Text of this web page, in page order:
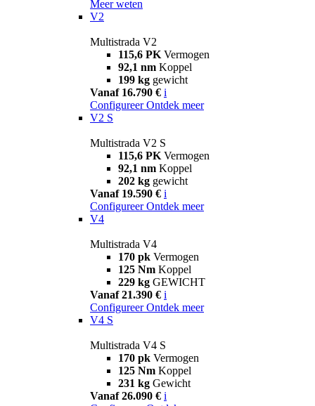
Meer weten
V2
Multistrada V2
115,6 PK Vermogen
92,1 nm Koppel
199 kg gewicht
Vanaf 16.790 € i
Configureer Ontdek meer
V2 S
Multistrada V2 S
115,6 PK Vermogen
92,1 nm Koppel
202 kg gewicht
Vanaf 19.590 € i
Configureer Ontdek meer
V4
Multistrada V4
170 pk Vermogen
125 Nm Koppel
229 kg GEWICHT
Vanaf 21.390 € i
Configureer Ontdek meer
V4 S
Multistrada V4 S
170 pk Vermogen
125 Nm Koppel
231 kg Gewicht
Vanaf 26.090 € i